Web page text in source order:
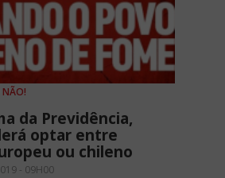
NÃO!
da Previdência,
optar entre
ou chileno
- 09H00